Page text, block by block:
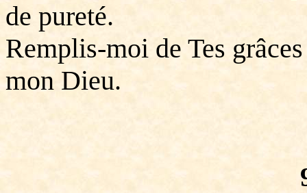
de pureté.
Remplis-moi de Tes
mon Dieu.